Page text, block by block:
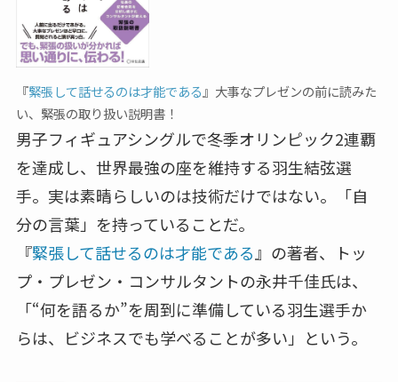
『緊張して話せるのは才能である』大事なプレゼンの前に読みた
い、緊張の取り扱い説明書！
男子フィギュアシングルで冬季オリンピック2連覇
を達成し、世界最強の座を維持する羽生結弦選
手。実は素晴らしいのは技術だけではない。「自
分の言葉」を持っていることだ。
『緊張して話せるのは才能である』の著者、トッ
プ・プレゼン・コンサルタントの永井千佳氏は、
「“何を語るか”を周到に準備している羽生選手か
らは、ビジネスでも学べることが多い」という。